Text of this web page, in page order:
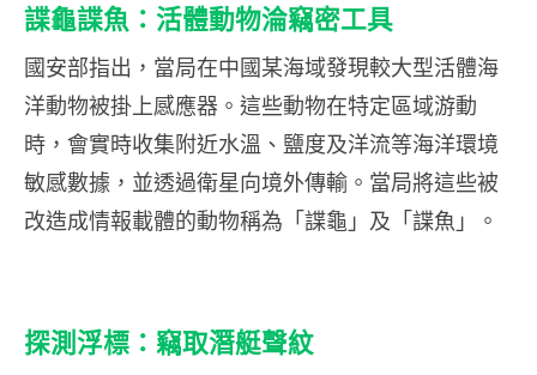
諜龜諜魚：活體動物淪竊密工具
國安部指出，當局在中國某海域發現較大型活體海
洋動物被掛上感應器。這些動物在特定區域游動
時，會實時收集附近水溫、鹽度及洋流等海洋環境
敏感數據，並透過衛星向境外傳輸。當局將這些被
改造成情報載體的動物稱為「諜龜」及「諜魚」。
探測浮標：竊取潛艇聲紋